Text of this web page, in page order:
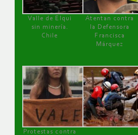
Valle de Elqui
sin minería.
Chile
Atentan contra
la Defensora
Francisca
Márquez
Protestas contra